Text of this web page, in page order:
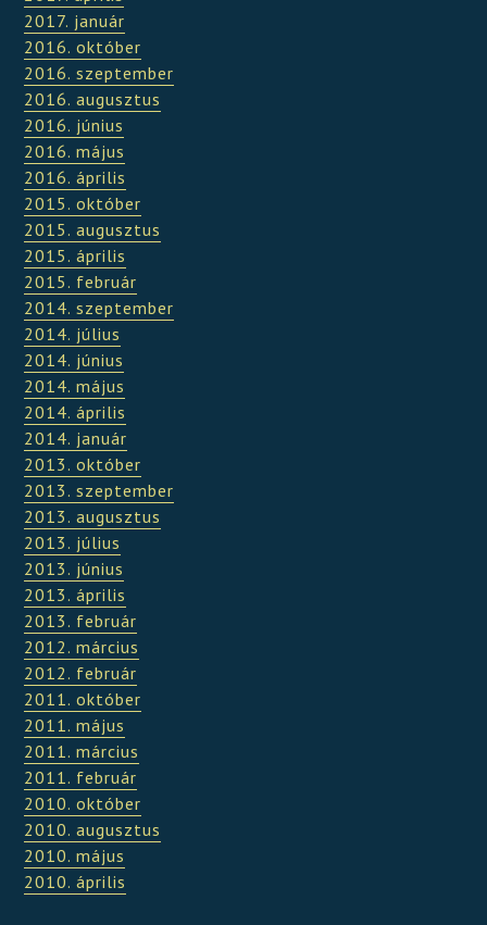
2017. január
2016. október
2016. szeptember
2016. augusztus
2016. június
2016. május
2016. április
2015. október
2015. augusztus
2015. április
2015. február
2014. szeptember
2014. július
2014. június
2014. május
2014. április
2014. január
2013. október
2013. szeptember
2013. augusztus
2013. július
2013. június
2013. április
2013. február
2012. március
2012. február
2011. október
2011. május
2011. március
2011. február
2010. október
2010. augusztus
2010. május
2010. április